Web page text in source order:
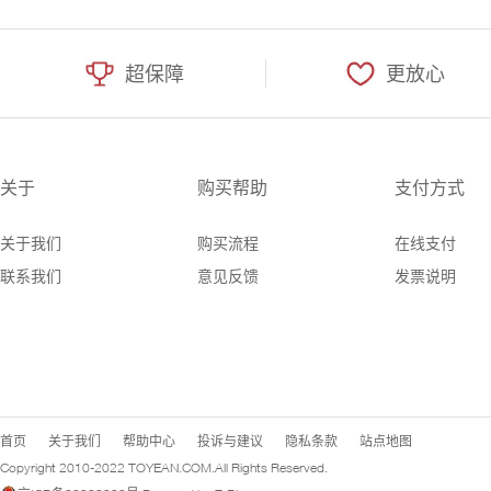
超保障 更放心
关于
关于我们
联系我们
购买帮助
购买流程
意见反馈
支付方式
在线支付
发票说明
首页 关于我们 帮助中心 投诉与建议 隐私条款
站点地图
Copyright 2010-2022 TOYEAN.COM.All Rights Reserved.